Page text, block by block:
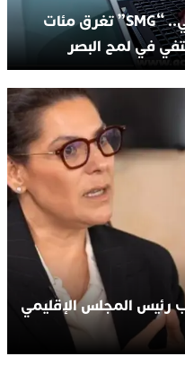
تسونامي النصب الإلكتروني.. “SMG” تغرق مئات
في لمح البصر
رئيس المجلس الإقليمي